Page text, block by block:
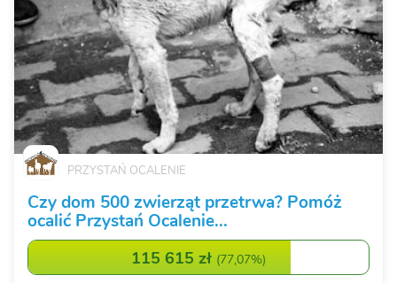
PRZYSTAŃ OCALENIE
Czy dom 500 zwierząt przetrwa? Pomóż
ocalić Przystań Ocalenie...
115 615 zł (77,07%)